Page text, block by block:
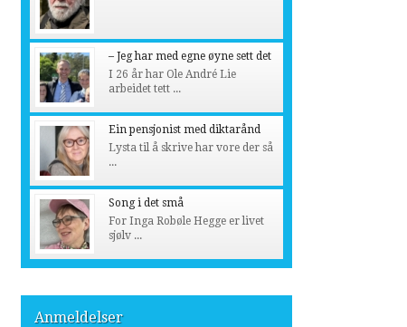
– Jeg har med egne øyne sett det
I 26 år har Ole André Lie
arbeidet tett ...
Ein pensjonist med diktarånd
Lysta til å skrive har vore der så
...
Song i det små
For Inga Robøle Hegge er livet
sjølv ...
Anmeldelser